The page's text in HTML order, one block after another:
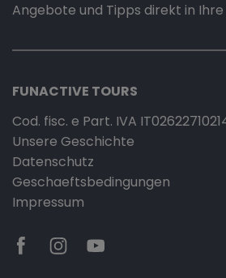
Angebote und Tipps direkt in Ihre
FUNACTIVE TOURS
Cod. fisc. e Part. IVA
Unsere Geschichte
Datenschutz
Geschaeftsbedingungen
Impressum